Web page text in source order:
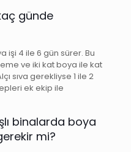
günde
işi 4 ile 6 gün sürer. Bu
ve iki kat boya ile kat
sıva gerekliyse 1 ile 2
ek ekip ile
binalarda boya
mi?